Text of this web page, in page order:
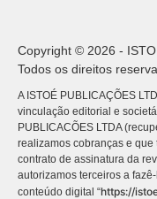
Copyright © 2026 -
Todos os direitos
A ISTOÉ PUBLICAÇÕES
vinculação editorial e
PUBLICACÕES LTDA
realizamos cobranças e
contrato de assinatura da
autorizamos terceiros a
conteúdo digital “https://